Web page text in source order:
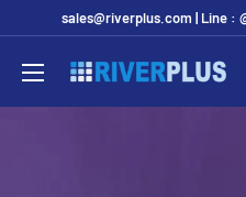
content
sales@riverplus.com | Line :
Riverplus